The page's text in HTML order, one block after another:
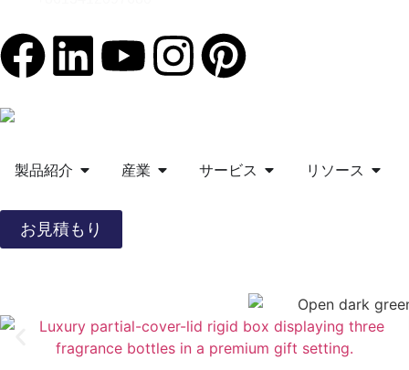
製品紹介 産業 サービス リソース
お見積もり